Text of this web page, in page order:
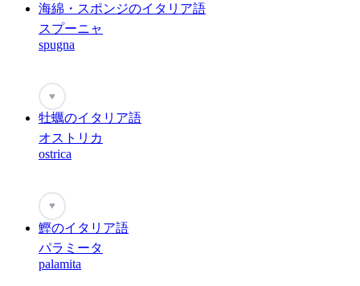
海綿・スポンジのイタリア語
スプーニャ
spugna
♥
牡蠣のイタリア語
オストリカ
ostrica
♥
鰹のイタリア語
パラミータ
palamita